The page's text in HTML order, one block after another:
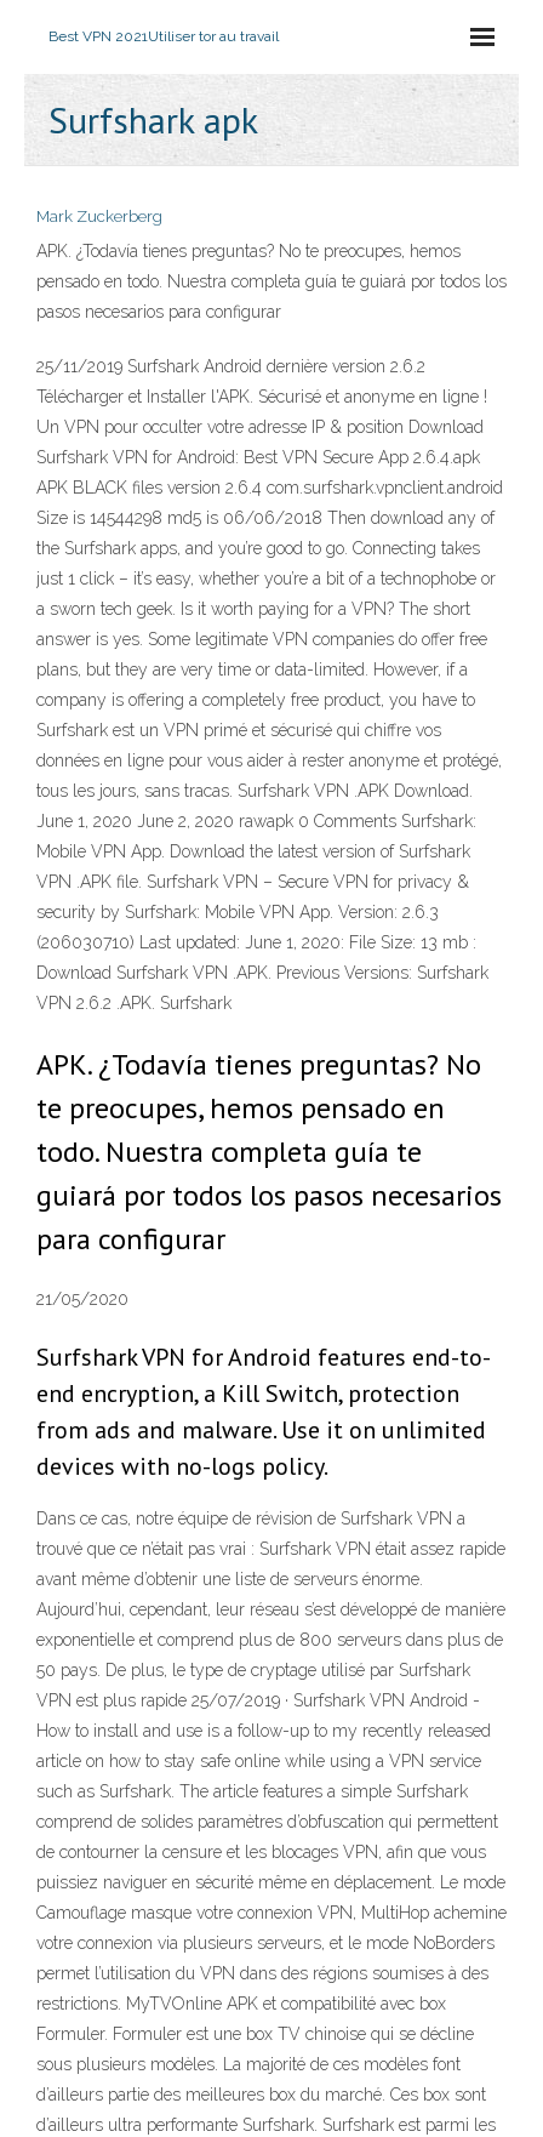
Best VPN 2021Utiliser tor au travail
Surfshark apk
Mark Zuckerberg
APK. ¿Todavía tienes preguntas? No te preocupes, hemos
pensado en todo. Nuestra completa guía te guiará por todos los
pasos necesarios para configurar
25/11/2019 Surfshark Android dernière version 2.6.2
Télécharger et Installer l'APK. Sécurisé et anonyme en ligne !
Un VPN pour occulter votre adresse IP & position Download
Surfshark VPN for Android: Best VPN Secure App 2.6.4.apk
APK BLACK files version 2.6.4 com.surfshark.vpnclient.android
Size is 14544298 md5 is 06/06/2018 Then download any of
the Surfshark apps, and you’re good to go. Connecting takes
just 1 click – it’s easy, whether you’re a bit of a technophobe or
a sworn tech geek. Is it worth paying for a VPN? The short
answer is yes. Some legitimate VPN companies do offer free
plans, but they are very time or data-limited. However, if a
company is offering a completely free product, you have to
Surfshark est un VPN primé et sécurisé qui chiffre vos
données en ligne pour vous aider à rester anonyme et protégé,
tous les jours, sans tracas. Surfshark VPN .APK Download.
June 1, 2020 June 2, 2020 rawapk 0 Comments Surfshark:
Mobile VPN App. Download the latest version of Surfshark
VPN .APK file. Surfshark VPN – Secure VPN for privacy &
security by Surfshark: Mobile VPN App. Version: 2.6.3
(206030710) Last updated: June 1, 2020: File Size: 13 mb :
Download Surfshark VPN .APK. Previous Versions: Surfshark
VPN 2.6.2 .APK. Surfshark
APK. ¿Todavía tienes preguntas? No
te preocupes, hemos pensado en
todo. Nuestra completa guía te
guiará por todos los pasos necesarios
para configurar
21/05/2020
Surfshark VPN for Android features end-to-
end encryption, a Kill Switch, protection
from ads and malware. Use it on unlimited
devices with no-logs policy.
Dans ce cas, notre équipe de révision de Surfshark VPN a
trouvé que ce n’était pas vrai : Surfshark VPN était assez rapide
avant même d’obtenir une liste de serveurs énorme.
Aujourd’hui, cependant, leur réseau s’est développé de manière
exponentielle et comprend plus de 800 serveurs dans plus de
50 pays. De plus, le type de cryptage utilisé par Surfshark
VPN est plus rapide 25/07/2019 · Surfshark VPN Android -
How to install and use is a follow-up to my recently released
article on how to stay safe online while using a VPN service
such as Surfshark. The article features a simple Surfshark
comprend de solides paramètres d’obfuscation qui permettent
de contourner la censure et les blocages VPN, afin que vous
puissiez naviguer en sécurité même en déplacement. Le mode
Camouflage masque votre connexion VPN, MultiHop achemine
votre connexion via plusieurs serveurs, et le mode NoBorders
permet l’utilisation du VPN dans des régions soumises à des
restrictions. MyTVOnline APK et compatibilité avec box
Formuler. Formuler est une box TV chinoise qui se décline
sous plusieurs modèles. La majorité de ces modèles font
d’ailleurs partie des meilleures box du marché. Ces box sont
d’ailleurs ultra performante Surfshark. Surfshark est parmi les